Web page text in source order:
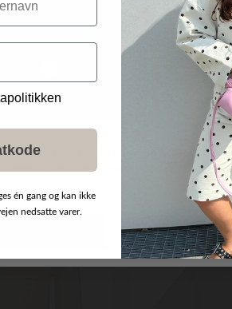
én gang og kan ikke
nedsatte varer.